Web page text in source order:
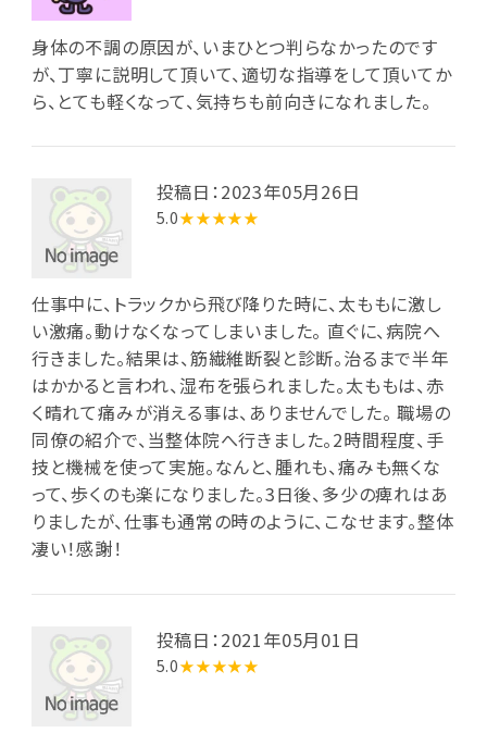
身体の不調の原因が、いまひとつ判らなかったのです
が、丁寧に説明して頂いて、適切な指導をして頂いてか
ら、とても軽くなって、気持ちも前向きになれました。
投稿日：2023年05月26日
5.0★★★★★
仕事中に、トラックから飛び降りた時に、太ももに激し
い激痛。動けなくなってしまいました。 直ぐに、病院へ
行きました。結果は、筋繊維断裂と診断。治るまで半年
はかかると言われ、湿布を張られました。太ももは、赤
く晴れて痛みが消える事は、ありませんでした。 職場の
同僚の紹介で、当整体院へ行きました。2時間程度、手
技と機械を使って実施。なんと、腫れも、痛みも無くな
って、歩くのも楽になりました。3日後、多少の痺れはあ
りましたが、仕事も通常の時のように、こなせます。整体
凄い！感謝！
投稿日：2021年05月01日
5.0★★★★★